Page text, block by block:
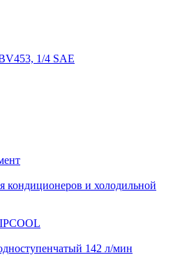
1/4 SAE
кондиционеров и холодильной
142 л/мин